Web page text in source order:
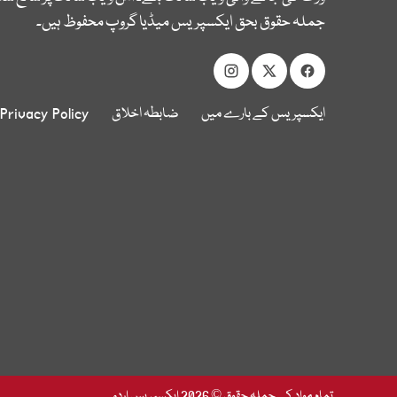
جملہ حقوق بحق ایکسپریس میڈیا گروپ محفوظ ہیں۔
ایکسپریس کے بارے میں ضابطہ اخلاق Privacy Policy